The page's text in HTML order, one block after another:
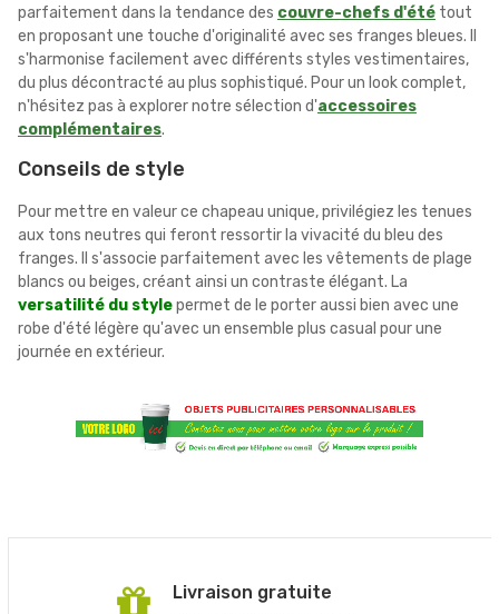
parfaitement dans la tendance des couvre-chefs d'été tout
en proposant une touche d'originalité avec ses franges bleues. Il
s'harmonise facilement avec différents styles vestimentaires,
du plus décontracté au plus sophistiqué. Pour un look complet,
n'hésitez pas à explorer notre sélection d'accessoires
complémentaires.
Conseils de style
Pour mettre en valeur ce chapeau unique, privilégiez les tenues
aux tons neutres qui feront ressortir la vivacité du bleu des
franges. Il s'associe parfaitement avec les vêtements de plage
blancs ou beiges, créant ainsi un contraste élégant. La
versatilité du stylepermet de le porter aussi bien avec une
robe d'été légère qu'avec un ensemble plus casual pour une
journée en extérieur.
Livraison gratuite